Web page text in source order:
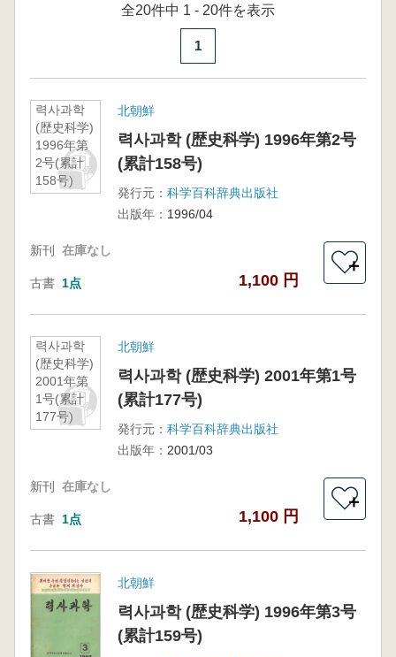
全20件中 1 - 20件を表示
1
력사과학
(歴史科学)
1996年第
2号(累計
158号)
北朝鮮
력사과학 (歴史科学) 1996年第2号
(累計158号)
発行元： 科学百科辞典出版社
出版年： 1996/04
新刊 在庫なし
古書 1点 1,100 円
＋
력사과학
(歴史科学)
2001年第
1号(累計
177号)
北朝鮮
력사과학 (歴史科学) 2001年第1号
(累計177号)
発行元： 科学百科辞典出版社
出版年： 2001/03
新刊 在庫なし
古書 1点 1,100 円
＋
北朝鮮
력사과학 (歴史科学) 1996年第3号
(累計159号)